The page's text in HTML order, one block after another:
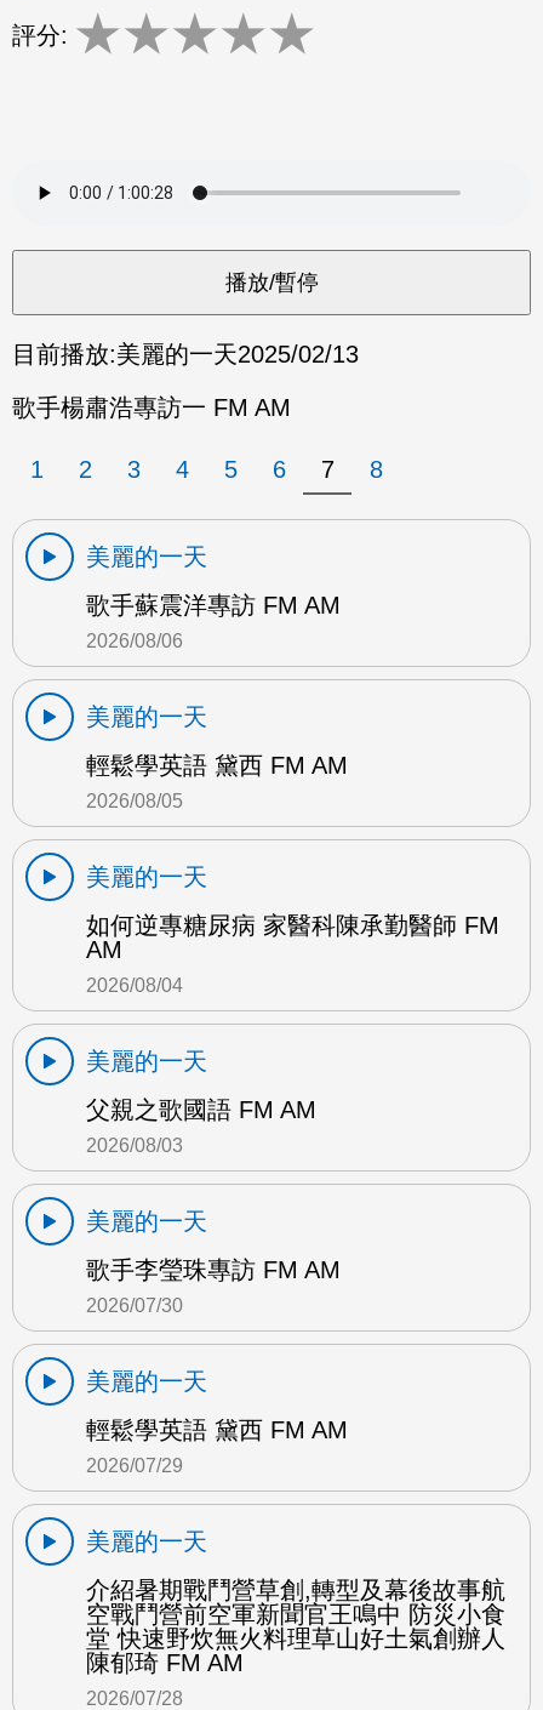
評分: ★★★★★
目前播放:美麗的一天2025/02/13
歌手楊肅浩專訪一 FM AM
1 2 3 4 5 6 7 8
美麗的一天
歌手蘇震洋專訪 FM AM
2026/08/06
美麗的一天
輕鬆學英語 黛西 FM AM
2026/08/05
美麗的一天
如何逆專糖尿病 家醫科陳承勤醫師 FM
AM
2026/08/04
美麗的一天
父親之歌國語 FM AM
2026/08/03
美麗的一天
歌手李瑩珠專訪 FM AM
2026/07/30
美麗的一天
輕鬆學英語 黛西 FM AM
2026/07/29
美麗的一天
介紹暑期戰鬥營草創,轉型及幕後故事航
空戰鬥營前空軍新聞官王鳴中 防災小食
堂 快速野炊無火料理草山好土氣創辦人
陳郁琦 FM AM
2026/07/28